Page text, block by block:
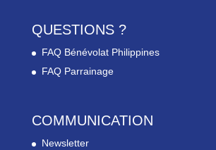
QUESTIONS ?
FAQ Bénévolat Philippines
FAQ Parrainage
COMMUNICATION
Newsletter